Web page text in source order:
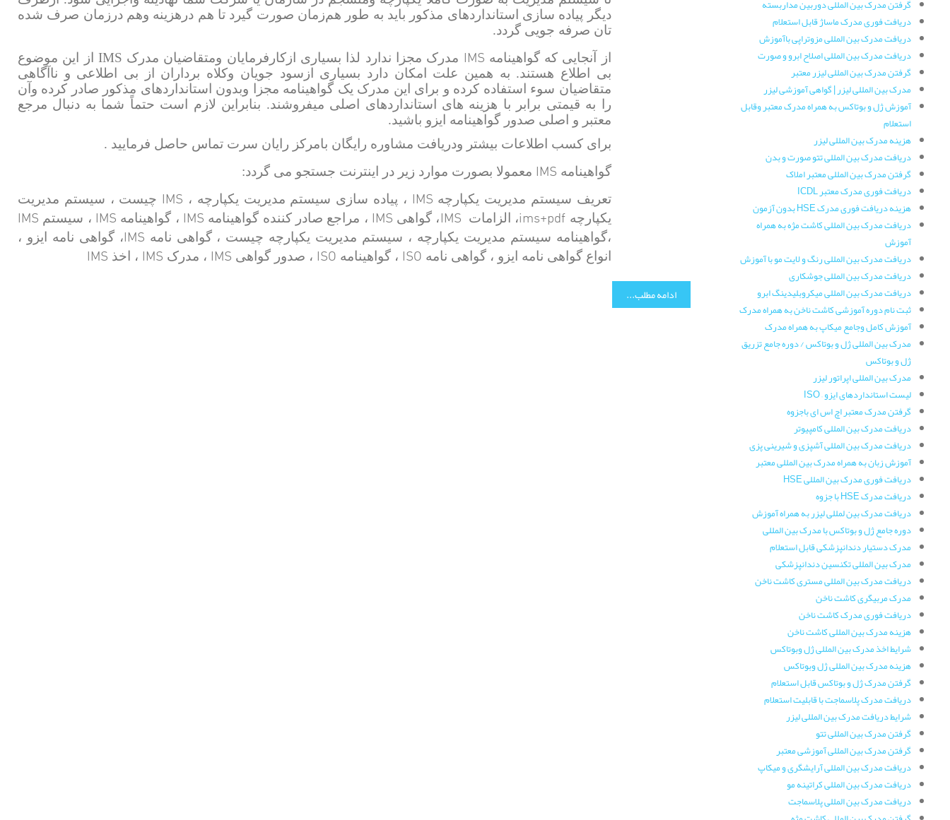
گرفتن مدرک بین المللی دوربین مداربسته
دریافت فوری مدرک ماساژ قابل استعلام
دریافت مدرک بین المللی مزوتراپی باآموزش
دریافت مدرک بین المللی اصلاح ابرو و صورت
گرفتن مدرک بین المللی لیزر معتبر
مدرک بین المللی لیزر | گواهی آموزشی لیزر
آموزش ژل و بوتاکس به همراه مدرک معتبر وقابل
استعلام
هزینه مدرک بین المللی لیزر
دریافت مدرک بین المللی تتو صورت و بدن
گرفتن مدرک بین المللی معتبر املاک
دریافت فوری مدرک معتبر ICDL
هزینه دریافت فوری مدرک HSE بدون آزمون
دریافت مدرک بین المللی کاشت مژه به همراه
آموزش
دریافت مدرک بین المللی رنگ و لایت مو با آموزش
دریافت مدرک بین المللی جوشکاری
دریافت مدرک بین المللی میکروبلیدینگ ابرو
ثبت نام دوره آموزشی کاشت ناخن به همراه مدرک
آموزش کامل وجامع میکاپ به همراه مدرک
مدرک بین المللی ژل و بوتاکس / دوره جامع تزریق
ژل و بوتاکس
مدرک بین المللی اپراتور لیزر
لیست استانداردهای ایزو – ISO
گرفتن مدرک معتبر اچ اس ای باجزوه
دریافت مدرک بین المللی کامپیوتر
دریافت مدرک بین المللی آشپزی و شیرینی پزی
آموزش زبان به همراه مدرک بین المللی معتبر
دریافت فوری مدرک بین المللی HSE
دریافت مدرک HSE با جزوه
دریافت مدرک بین لمللی لیزر به همراه آموزش
دوره جامع ژل و بوتاکس با مدرک بین المللی
مدرک دستیار دندانپزشکی قابل استعلام
مدرک بین المللی تکنسین دندانپزشکی
دریافت مدرک بین المللی مستری کاشت ناخن
مدرک مربیگری کاشت ناخن
دریافت فوری مدرک کاشت ناخن
هزینه مدرک بین المللی کاشت ناخن
شرایط اخذ مدرک بین المللی ژل وبوتاکس
هزینه مدرک بین المللی ژل وبوتاکس
گرفتن مدرک ژل و بوتاکس قابل استعلام
دریافت مدرک پلاسماجت با قابلیت استعلام
شرایط دریافت مدرک بین المللی لیزر
گرفتن مدرک بین المللی تتو
گرفتن مدرک بین المللی آموزشی معتبر
دریافت مدرک بین المللی آرایشگری و میکاپ
دریافت مدرک بین المللی کراتینه مو
دریافت مدرک بین المللی پلاسماجت
دیگر پیاده سازی استانداردهای مذکور باید به طور هم‌زمان صورت گیرد تا هم درهزینه وهم درزمان صرف شده
تان صرفه جویی گردد.
از آنجایی که گواهینامه IMS مدرک مجزا ندارد لذا بسیاری ازکارفرمایان ومتقاضیان مدرک IMS از این موضوع
بی اطلاع هستند. به همین علت امکان دارد بسیاری ازسود جویان وکلاه برداران از بی اطلاعی و ناآگاهی
متقاضیان سوء استفاده کرده و برای این مدرک یک گواهینامه مجزا وبدون استانداردهای مذکور صادر کرده وآن
را به قیمتی برابر با هزینه های استانداردهای اصلی میفروشند. بنابراین لازم است حتماً شما به دنبال مرجع
معتبر و اصلی صدور گواهینامه ایزو باشید.
برای کسب اطلاعات بیشتر ودریافت مشاوره رایگان بامرکز رایان سرت تماس حاصل فرمایید .
گواهینامه IMS معمولا بصورت موارد زیر در اینترنت جستجو می گردد:
تعریف سیستم مدیریت یکپارچه IMS ، پیاده سازی سیستم مدیریت یکپارچه ، IMS چیست ، سیستم مدیریت
یکپارچه ims+pdf، الزامات IMS، گواهی IMS ، مراجع صادر کننده گواهینامه IMS ، گواهینامه IMS ، سیستم IMS
،گواهینامه سیستم مدیریت یکپارچه ، سیستم مدیریت یکپارچه چیست ، گواهی نامه IMS، گواهی نامه ایزو ،
انواع گواهی نامه ایزو ، گواهی نامه ISO ، گواهینامه ISO ، صدور گواهی IMS ، مدرک IMS ، اخذ IMS
ادامه مطلب...